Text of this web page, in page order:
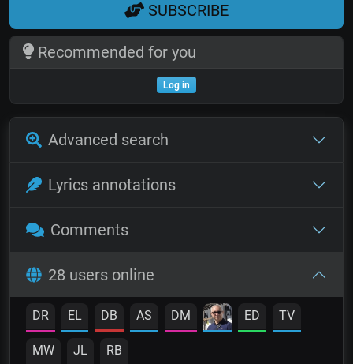
SUBSCRIBE
Recommended for you
Log in
Advanced search
Lyrics annotations
Comments
28 users online
DR EL DB AS DM ED TV
MW JL RB